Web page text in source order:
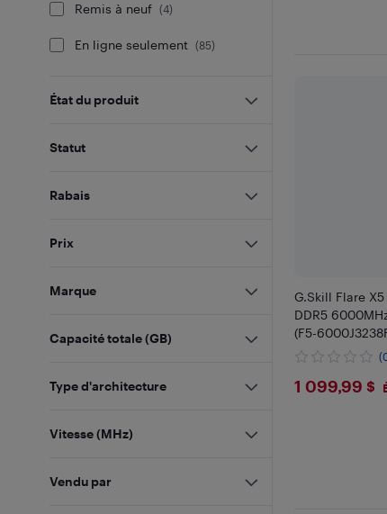
G.Skill Flare
DDR5
(F5-
1 099,99 $
Remis à neuf (4)
En ligne seulement (85)
État du produit
Statut
Rabais
Prix
Marque
Capacité totale (GB)
Type d'architecture
Vitesse (MHz)
Vendu par